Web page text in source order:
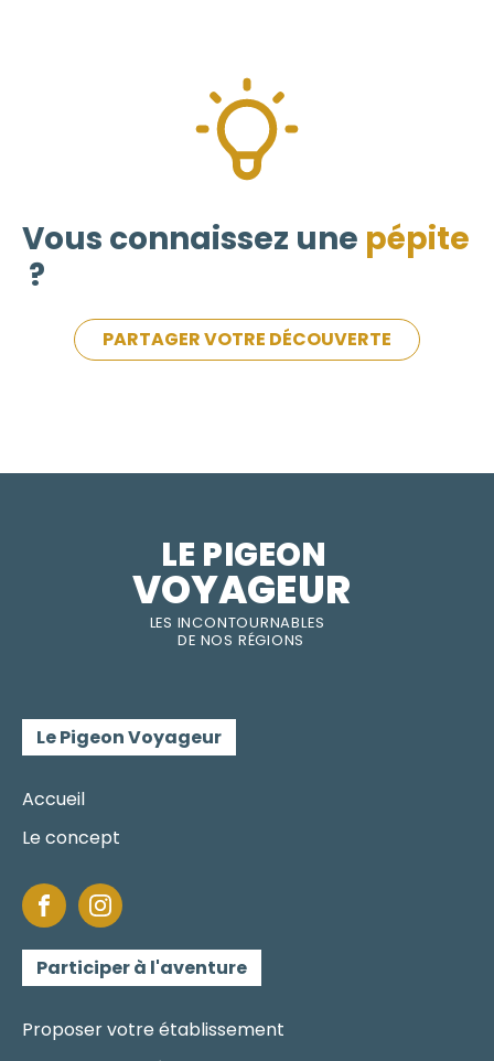
Vous connaissez une pépite
?
PARTAGER VOTRE DÉCOUVERTE
LES INCONTOURNABLES
DE NOS RÉGIONS
LE PIGEON
VOYAGEUR
Le Pigeon Voyageur
Accueil
Le concept
Participer à l'aventure
Proposer votre établissement